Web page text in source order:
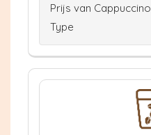
Prijs van Cappuccino
Type